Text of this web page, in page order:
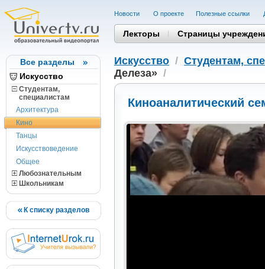
Все разделы
Искусство
Студентам,
cпециалистам
Архитектура
Кино
Танцы
Искусствоведение
Общее
Любознательным
Школьникам
К списку разделов
Новости О проекте Полезные cсылки
Лекторы Страницы
Искусство / Студентам,
Делеза» /
Киноаналитический